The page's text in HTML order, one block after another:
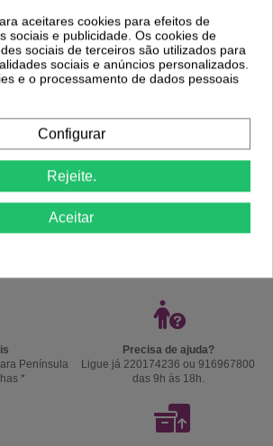
€
Península
*
Precisa de ajuda?
Ligue já 220174236 ou 916967800
das 9h às 18h.
aceitares cookies para efeitos de
sociais e publicidade. Os cookies de
sociais de terceiros são utilizados para
sociais e anúncios personalizados.
e o processamento de dados pessoais
Configurar
Rejeite.
Aceitar